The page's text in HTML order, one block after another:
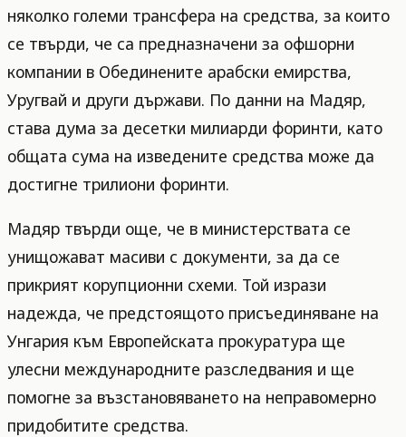
няколко големи трансфера на средства, за които
се твърди, че са предназначени за офшорни
компании в Обединените арабски емирства,
Уругвай и други държави. По данни на Мадяр,
става дума за десетки милиарди форинти, като
общата сума на изведените средства може да
достигне трилиони форинти.
Мадяр твърди още, че в министерствата се
унищожават масиви с документи, за да се
прикрият корупционни схеми. Той изрази
надежда, че предстоящото присъединяване на
Унгария към Европейската прокуратура ще
улесни международните разследвания и ще
помогне за възстановяването на неправомерно
придобитите средства.